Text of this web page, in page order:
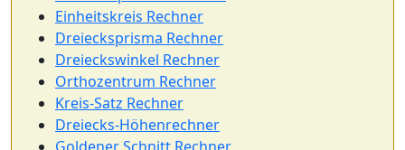
Einheitskreis Rechner
Dreiecksprisma Rechner
Dreieckswinkel Rechner
Orthozentrum Rechner
Kreis-Satz Rechner
Dreiecks-Höhenrechner